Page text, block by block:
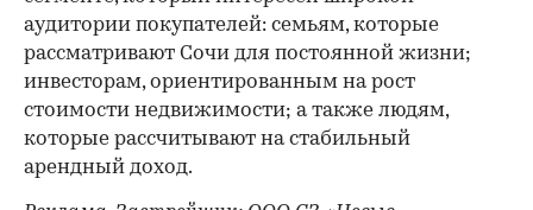
аудитории покупателей: семьям, которые
рассматривают Сочи для постоянной жизни;
инвесторам, ориентированным на рост
стоимости недвижимости; а также людям,
которые рассчитывают на стабильный
арендный доход.